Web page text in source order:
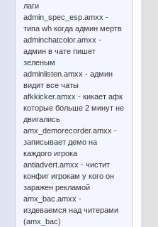
лаги
admin_spec_esp.amxx -
типа wh когда админ мертв
adminchatcolor.amxx -
админ в чате пишет
зеленым
adminlisten.amxx - админ
видит все чаты
afkkicker.amxx - кикает афк
которые больше 2 минут не
двигались
amx_demorecorder.amxx -
записывает демо на
каждого игрока
antiadvert.amxx - чистит
конфиг игрокам у кого он
заражен рекламой
amx_bac.amxx -
издеваемся над читерами
(amx_bac)